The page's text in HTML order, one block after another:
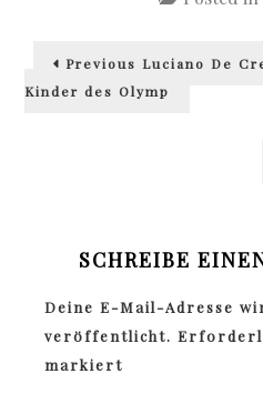
Beitragsnavigation
Previous Previous
Luciano De
Kinder des Olymp
SCHREIBE
Deine E-Mail-Adresse
veröffentlicht.
markiert